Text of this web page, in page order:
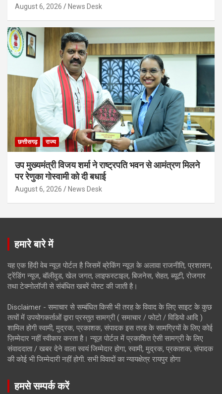
August 6, 2026 News Desk
छत्तीसगढ़ राज्य
उप मुख्यमंत्री विजय शर्मा ने राष्ट्रपति भवन से आमंत्रण मिलने
पर रेणुका गोस्वामी को दी बधाई
August 6, 2026 News Desk
हमारे बारे में
यह एक हिंदी वेब न्यूज़ पोर्टल है जिसमें ब्रेकिंग न्यूज़ के अलावा राजनीति, प्रशासन,
ट्रेंडिंग न्यूज, बॉलीवुड, खेल जगत, लाइफस्टाइल, बिजनेस, सेहत, ब्यूटी, रोजगार
तथा टेक्नोलॉजी से संबंधित खबरें पोस्ट की जाती है।
Disclaimer - समाचार से सम्बंधित किसी भी तरह के विवाद के लिए साइट के कुछ
तत्वों में उपयोगकर्ताओं द्वारा प्रस्तुत सामग्री ( समाचार / फोटो / विडियो आदि )
शामिल होगी स्वामी, मुद्रक, प्रकाशक, संपादक इस तरह के सामग्रियों के लिए कोई
ज़िम्मेदार नहीं स्वीकार करता है। न्यूज़ पोर्टल में प्रकाशित ऐसी सामग्री के लिए
संवाददाता / खबर देने वाला स्वयं जिम्मेदार होगा, स्वामी, मुद्रक, प्रकाशक, संपादक
की कोई भी जिम्मेदारी नहीं होगी. सभी विवादों का न्यायक्षेत्र रायपुर होगा
हमसे सम्पर्क करें